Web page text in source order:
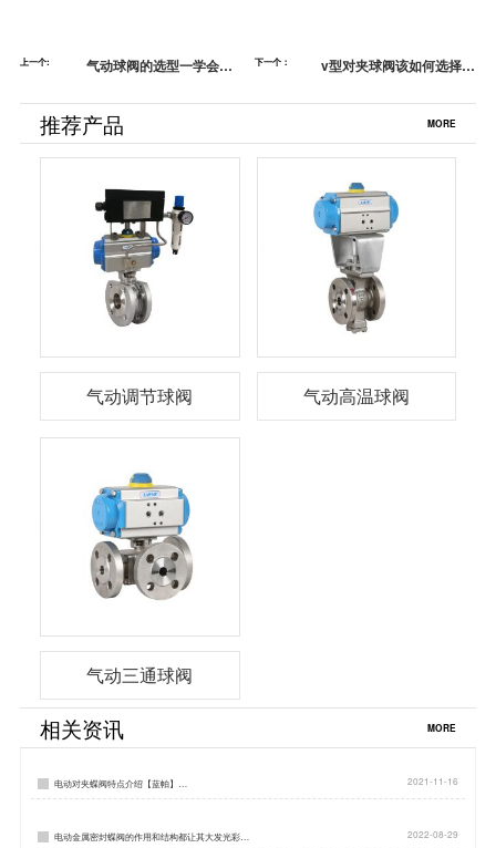
上一个:
气动球阀的选型一学会了
下一个：
v型对夹球阀该如何选择？
推荐产品 MORE
气动调节球阀 气动高温球阀
气动三通球阀
相关资讯 MORE
电动对夹蝶阀特点介绍【蓝帕】… 2021-11-16
电动金属密封蝶阀的作用和结构都让其大发光彩… 2022-08-29